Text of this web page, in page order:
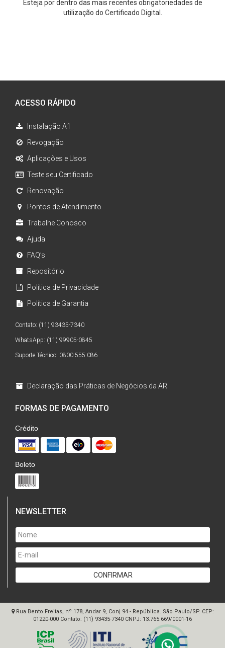
Esteja por dentro das mais recentes obrigatoriedades de
utilização do Certificado Digital.
ACESSO RÁPIDO
Instalação A1
Revogação
Aplicações e Usos
Teste seu Certificado
Renovação
Pontos de Atendimento
Trabalhe Conosco
Ajuda
FAQ’s
Repositório
Política de Privacidade
Política de Garantia
Contato: (11) 93435-7340
WhatsApp: (11) 99905-0845
Suporte Técnico: 0800 555 086
Declaração das Práticas de Negócios da AR
FORMAS DE PAGAMENTO
Crédito
Boleto
NEWSLETTER
Rua Bento Freitas, nº 178, Andar 9, Conj 94 - República. São Paulo/SP. CEP:
01220-000 Contato: (11) 93435-7340 CNPJ: 13.765.669/0001-16